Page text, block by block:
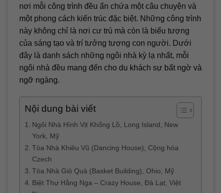
nơi mỗi công trình đều ẩn chứa một câu chuyện và
một phong cách kiến trúc đặc biệt. Những công trình
này không chỉ là nơi cư trú mà còn là biểu tượng
của sáng tạo và trí tưởng tượng con người. Dưới
đây là danh sách những ngôi nhà kỳ lạ nhất, mỗi
ngôi nhà đều mang đến cho du khách sự bất ngờ và
ngỡ ngàng.
Nội dung bài viết
Ngôi Nhà Hình Vịt Khổng Lồ, Long Island, New
York, Mỹ
Tòa Nhà Khiêu Vũ (Dancing House), Cộng hòa
Czech
Tòa Nhà Giỏ Quà (Basket Building), Ohio, Mỹ
Biệt Thự Hằng Nga – Crazy House, Đà Lạt, Việt